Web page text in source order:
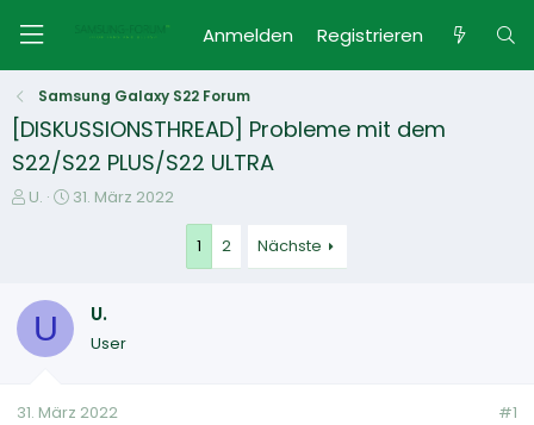
Anmelden Registrieren
Samsung Galaxy S22 Forum
[DISKUSSIONSTHREAD] Probleme mit dem
S22/S22 PLUS/S22 ULTRA
E
e
U.
E
l
l
m
31. März 2022
1 2 Nächste
U U.
User
31. März 2022 #1